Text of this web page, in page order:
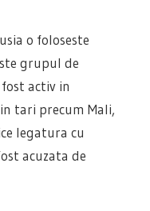
o foloseste
grupul de
activ in
tari precum Mali,
legatura cu
acuzata de